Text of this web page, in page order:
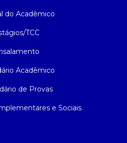
do Acadêmico
TCC
Acadêmico
de Provas
e Sociais